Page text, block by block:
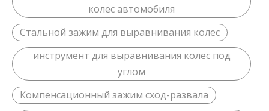
колес автомобиля
Стальной зажим для выравнивания колес
инструмент для выравнивания колес под
углом
Компенсационный зажим сход-развала